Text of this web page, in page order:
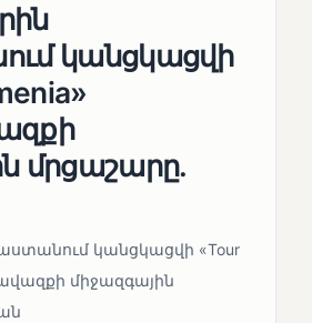
կանցկացվի
մրցաշարը.
կանցկացվի «Tour
միջազգային